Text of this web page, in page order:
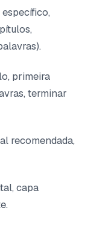
primeira
terminar
recomendada,
capa